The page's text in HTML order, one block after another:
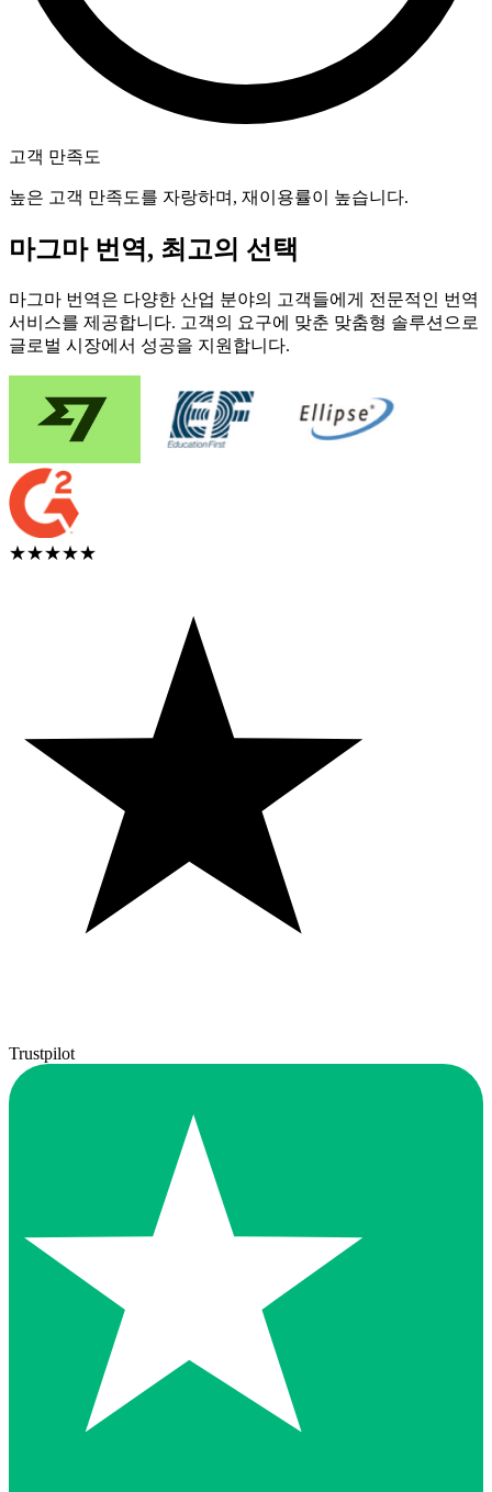
고객 만족도
높은 고객 만족도를 자랑하며, 재이용률이 높습니다.
마그마 번역, 최고의 선택
마그마 번역은 다양한 산업 분야의 고객들에게 전문적인 번역
서비스를 제공합니다. 고객의 요구에 맞춘 맞춤형 솔루션으로
글로벌 시장에서 성공을 지원합니다.
★★★★★
Trustpilot